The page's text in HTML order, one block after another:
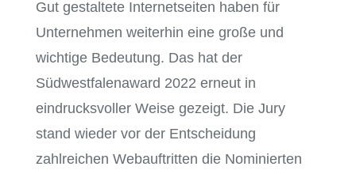
Gut gestaltete Internetseiten haben für
Unternehmen weiterhin eine große und
wichtige Bedeutung. Das hat der
Südwestfalenaward 2022 erneut in
eindrucksvoller Weise gezeigt. Die Jury
stand wieder vor der Entscheidung
zahlreichen Webauftritten die Nominierten